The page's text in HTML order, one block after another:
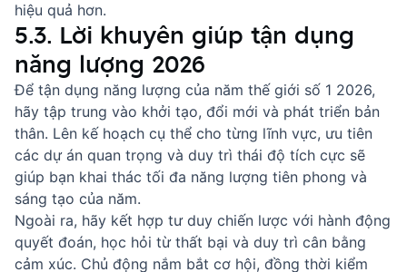
hiệu quả hơn.
5.3. Lời khuyên giúp tận dụng
năng lượng 2026
Để tận dụng năng lượng của năm thế giới số 1 2026,
hãy tập trung vào khởi tạo, đổi mới và phát triển bản
thân. Lên kế hoạch cụ thể cho từng lĩnh vực, ưu tiên
các dự án quan trọng và duy trì thái độ tích cực sẽ
giúp bạn khai thác tối đa năng lượng tiên phong và
sáng tạo của năm.
Ngoài ra, hãy kết hợp tư duy chiến lược với hành động
quyết đoán, học hỏi từ thất bại và duy trì cân bằng
cảm xúc. Chủ động nắm bắt cơ hội, đồng thời kiểm